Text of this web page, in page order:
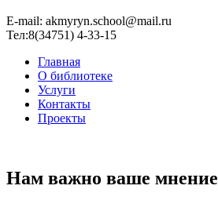
Е-mail: akmyryn.school@mail.ru
Тел:8(34751) 4-33-15
Главная
О библиотеке
Услуги
Контакты
Проекты
Нам важно ваше